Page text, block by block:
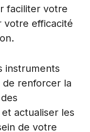
faciliter votre
votre efficacité
instruments
renforcer la
actualiser les
de votre